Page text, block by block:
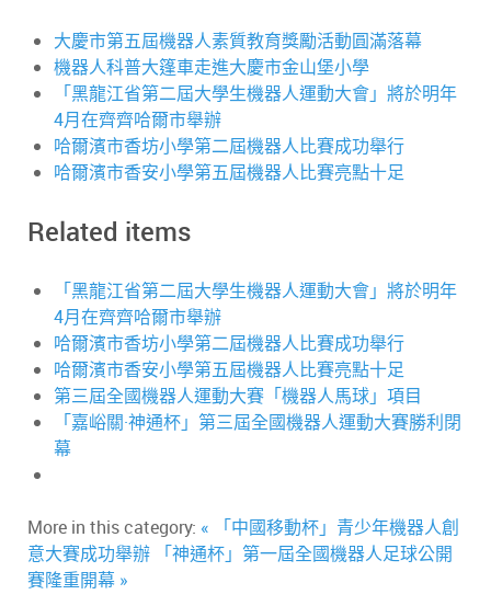
大慶市第五屆機器人素質教育獎勵活動圓滿落幕
機器人科普大篷車走進大慶市金山堡小學
「黑龍江省第二屆大學生機器人運動大會」將於明年
4月在齊齊哈爾市舉辦
哈爾濱市香坊小學第二屆機器人比賽成功舉行
哈爾濱市香安小學第五屆機器人比賽亮點十足
Related items
「黑龍江省第二屆大學生機器人運動大會」將於明年
4月在齊齊哈爾市舉辦
哈爾濱市香坊小學第二屆機器人比賽成功舉行
哈爾濱市香安小學第五屆機器人比賽亮點十足
第三屆全國機器人運動大賽「機器人馬球」項目
「嘉峪關·神通杯」第三屆全國機器人運動大賽勝利閉
幕
More in this category: « 「中國移動杯」青少年機器人創
意大賽成功舉辦
「神通杯」第一屆全國機器人足球公開
賽隆重開幕 »